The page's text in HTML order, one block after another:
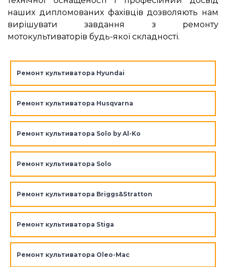
наших дипломованих фахівців дозволяють нам
вирішувати завдання з ремонту
мотокультиваторів будь-якої складності.
Ремонт культиватора Hyundai
Ремонт культиватора Husqvarna
Ремонт культиватора Solo by Al-Ko
Ремонт культиватора Solo
Ремонт культиватора Briggs&Stratton
Ремонт культиватора Stiga
Ремонт культиватора Oleo-Mac